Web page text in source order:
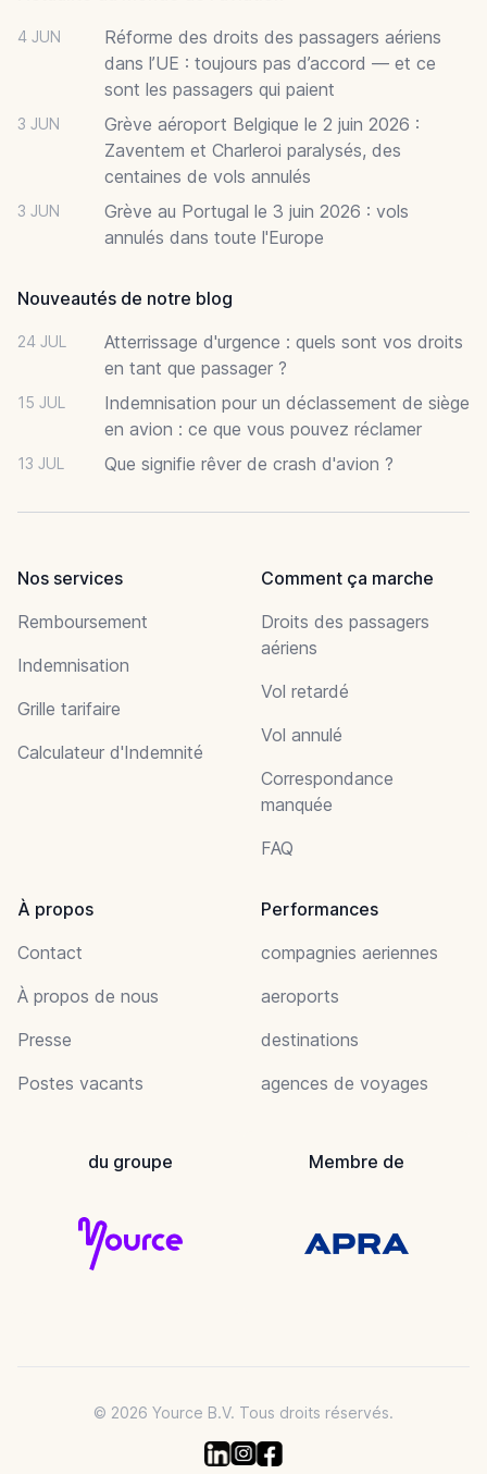
4 JUN
Réforme des droits des passagers aériens
dans l’UE : toujours pas d’accord — et ce
sont les passagers qui paient
3 JUN
Grève aéroport Belgique le 2 juin 2026 :
Zaventem et Charleroi paralysés, des
centaines de vols annulés
3 JUN
Grève au Portugal le 3 juin 2026 : vols
annulés dans toute l'Europe
Nouveautés de notre blog
24 JUL
Atterrissage d'urgence : quels sont vos droits
en tant que passager ?
15 JUL
Indemnisation pour un déclassement de siège
en avion : ce que vous pouvez réclamer
13 JUL Que signifie rêver de crash d'avion ?
Nos services
Remboursement
Indemnisation
Grille tarifaire
Calculateur d'Indemnité
Comment ça marche
Droits des passagers
aériens
Vol retardé
Vol annulé
Correspondance
manquée
FAQ
À propos
Contact
À propos de nous
Presse
Postes vacants
Performances
compagnies aeriennes
aeroports
destinations
agences de voyages
du groupe Membre de
© 2026 Yource B.V. Tous droits réservés.